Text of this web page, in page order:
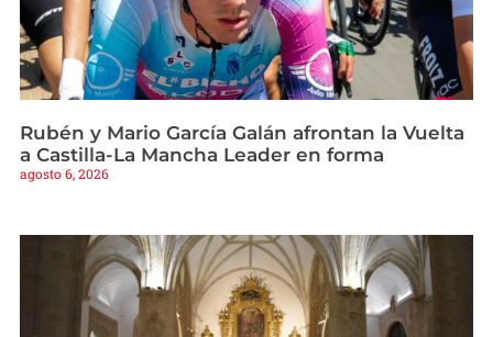
Rubén y Mario García Galán afrontan la Vuelta
a Castilla-La Mancha Leader en forma
agosto 6, 2026